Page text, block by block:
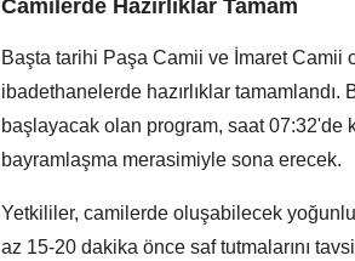
Camilerde Hazırlıklar Tamam
Başta tarihi Paşa Camii ve İmaret Camii
ibadethanelerde hazırlıklar
başlayacak olan program, saat 07:32'de
bayramlaşma merasimiyle sona erecek.
Yetkililer, camilerde oluşabilecek
az 15-20 dakika önce saf tutmalarını